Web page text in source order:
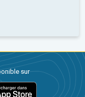
sur